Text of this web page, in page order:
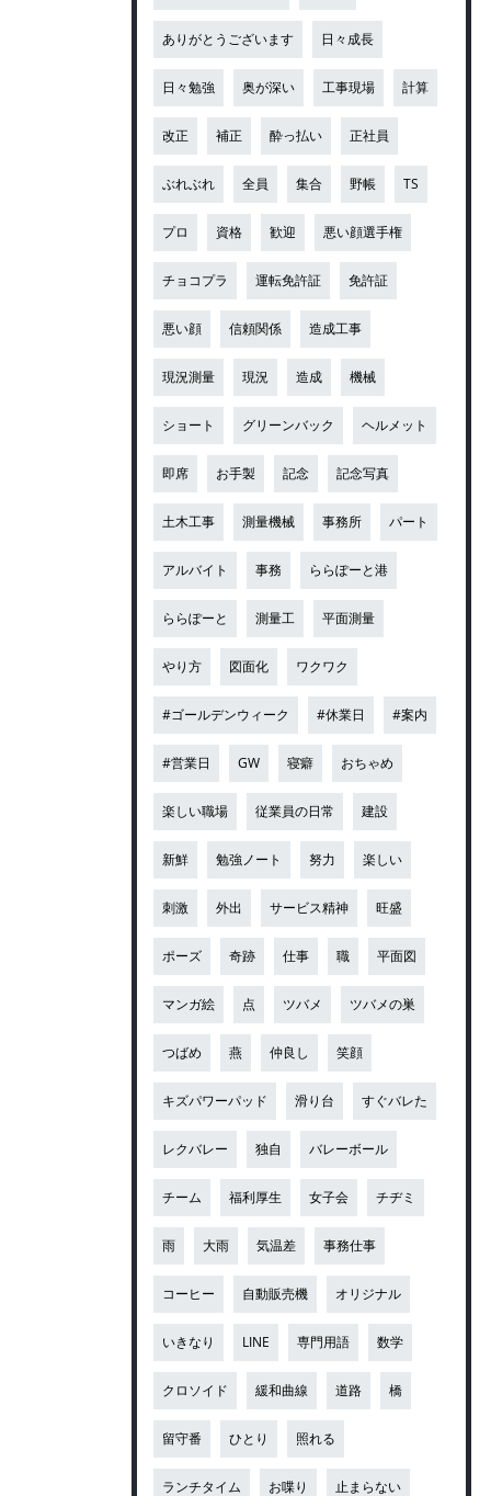
ありがとうございます 日々成長
日々勉強 奥が深い 工事現場 計算
改正 補正 酔っ払い 正社員
ぶれぶれ 全員 集合 野帳 TS
プロ 資格 歓迎 悪い顔選手権
チョコプラ 運転免許証 免許証
悪い顔 信頼関係 造成工事
現況測量 現況 造成 機械
ショート グリーンバック ヘルメット
即席 お手製 記念 記念写真
土木工事 測量機械 事務所 パート
アルバイト 事務 ららぽーと港
ららぽーと 測量工 平面測量
やり方 図面化 ワクワク
#ゴールデンウィーク #休業日 #案内
#営業日 GW 寝癖 おちゃめ
楽しい職場 従業員の日常 建設
新鮮 勉強ノート 努力 楽しい
刺激 外出 サービス精神 旺盛
ポーズ 奇跡 仕事 職 平面図
マンガ絵 点 ツバメ ツバメの巣
つばめ 燕 仲良し 笑顔
キズパワーパッド 滑り台 すぐバレた
レクバレー 独自 バレーボール
チーム 福利厚生 女子会 チヂミ
雨 大雨 気温差 事務仕事
コーヒー 自動販売機 オリジナル
いきなり LINE 専門用語 数学
クロソイド 緩和曲線 道路 橋
留守番 ひとり 照れる
ランチタイム お喋り 止まらない